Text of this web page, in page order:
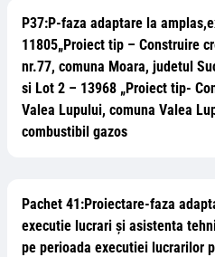
P37:P-faza adaptare la
11805„Proiect tip – Construire
nr.77, comuna Moara, judetul
si Lot 2 – 13968 „Proiect tip-
Valea Lupului, comuna Valea
combustibil gazos
Pachet 41:Proiectare-faza
executie lucrari și asistenta
pe perioada executiei lucrarilor